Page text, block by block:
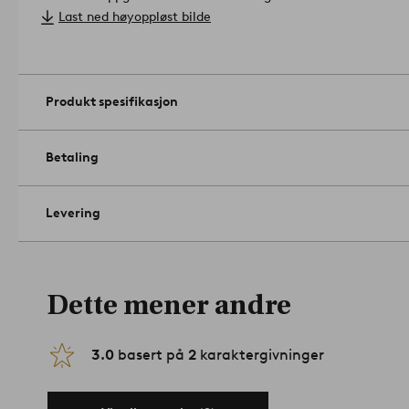
Vedlikeholdsråd: Støvsuges.
Tips/råd: Uansett om du har tregulv eller et annet gulv, kan
plass.Artikelnummer: 1618376-03
Last ned høyoppløst bilde
Produkt spesifikasjon
Betaling
Levering
Dette mener andre
3.0 basert på 2 karaktergivninger